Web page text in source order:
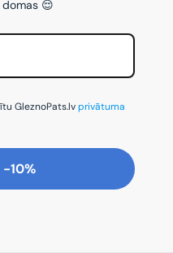
😌
GleznoPats.lvprivātuma
-10%